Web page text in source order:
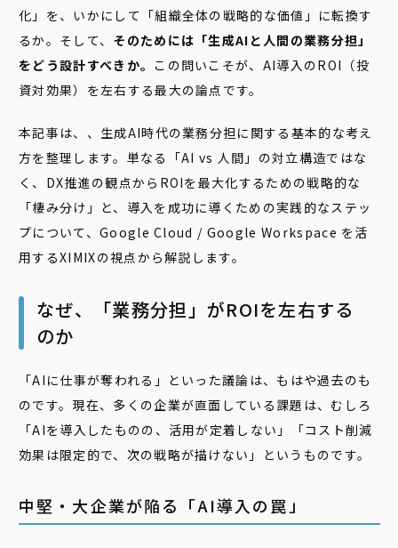
化」を、いかにして「組織全体の戦略的な価値」に転換す
るか。そして、 そのためには「生成AIと人間の業務分担」
をどう設計すべきか。 この問いこそが、AI導入のROI（投
資対効果）を左右する最大の論点です。
本記事は、、生成AI時代の業務分担に関する基本的な考え
方を整理します。単なる「AI vs 人間」の対立構造ではな
く、DX推進の観点からROIを最大化するための戦略的な
「棲み分け」と、導入を成功に導くための実践的なステッ
プについて、Google Cloud / Google Workspace を活
用するXIMIXの視点から解説します。
なぜ、「業務分担」がROIを左右する
のか
「AIに仕事が奪われる」といった議論は、もはや過去のも
のです。現在、多くの企業が直面している課題は、むしろ
「AIを導入したものの、活用が定着しない」「コスト削減
効果は限定的で、次の戦略が描けない」というものです。
中堅・大企業が陥る「AI導入の罠」